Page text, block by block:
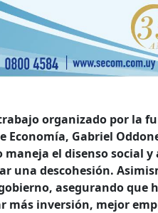
organizado por la
Economía, Gabriel
maneja el disenso social
una descohesión.
asegurando que
más inversión, mejor